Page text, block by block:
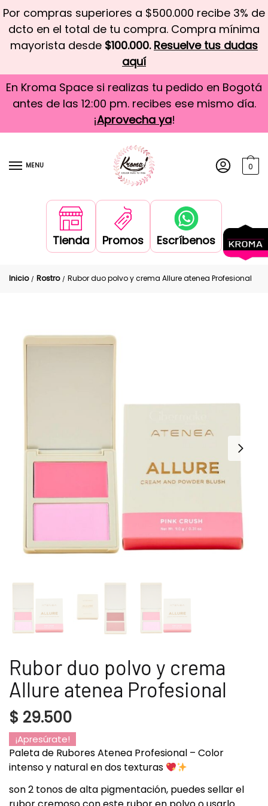
Por compras superiores a $500.000 recibe 3% de
dcto en el total de tu compra. Compra mínima
mayorista desde $100.000. Resuelve tus dudas
aquí
En Kroma Space si realizas tu pedido en Bogotá
antes de las 12:00 pm. recibes ese mismo día.
¡Aprovecha ya!
MENU 0
Tienda Promos Escríbenos
Inicio / Rostro / Rubor duo polvo y crema Allure atenea Profesional
Rubor duo polvo y crema
Allure atenea Profesional
$ 29.500
¡Apresúrate!
Paleta de Rubores Atenea Profesional – Color
intenso y natural en dos texturas
son 2 tonos de alta pigmentación, puedes sellar el